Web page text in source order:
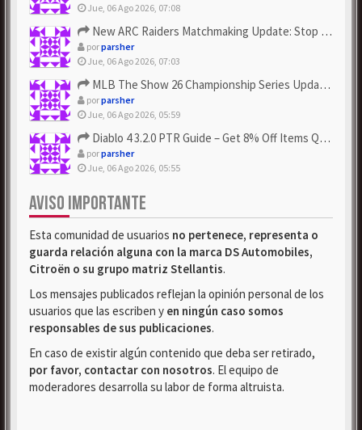
Jue, 06 Ago 2026, 07:08
New ARC Raiders Matchmaking Update: Stop Failed - Grab Bluep...
porparsher
Jue, 06 Ago 2026, 07:03
MLB The Show 26 Championship Series Update! Get Cheap & ...
porparsher
Jue, 06 Ago 2026, 05:59
Diablo 4 3.2.0 PTR Guide – Get 8% Off Items Quickly to Test ...
porparsher
Jue, 06 Ago 2026, 05:55
AVISO IMPORTANTE
Esta comunidad de usuarios no pertenece, representa o
guarda relación alguna con la marca DS Automobiles,
Citroën o su grupo matriz Stellantis.
Los mensajes publicados reflejan la opinión personal de los
usuarios que las escriben y en ningún caso somos
responsables de sus publicaciones.
En caso de existir algún contenido que deba ser retirado,
por favor, contactar con nosotros. El equipo de
moderadores desarrolla su labor de forma altruista.